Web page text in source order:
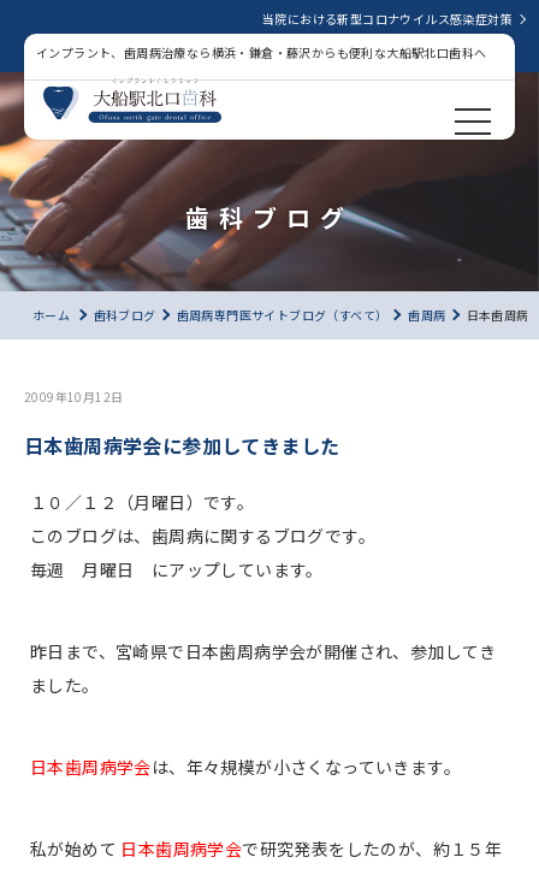
当院における新型コロナウイルス感染症対策
インプラント、歯周病治療なら横浜・鎌倉・藤沢からも便利な大船駅北口歯科へ
歯科ブログ
ホーム 歯科ブログ 歯周病専門医サイトブログ（すべて） 歯周病 日本歯周病
2009年10月12日
日本歯周病学会に参加してきました
１０／１２（月曜日）です。
このブログは、歯周病に関するブログです。
毎週 月曜日 にアップしています。
昨日まで、宮崎県で日本歯周病学会が開催され、参加してき
ました。
日本歯周病学会は、年々規模が小さくなっていきます。
私が始めて 日本歯周病学会で研究発表をしたのが、約１５年